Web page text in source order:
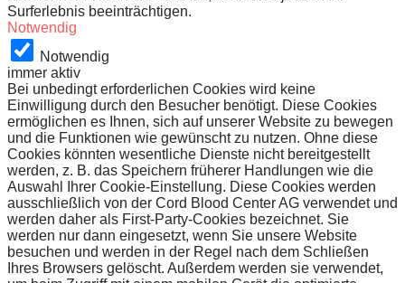
Surferlebnis beeinträchtigen.
Notwendig
Notwendig
immer aktiv
Bei unbedingt erforderlichen Cookies wird keine
Einwilligung durch den Besucher benötigt. Diese Cookies
ermöglichen es Ihnen, sich auf unserer Website zu bewegen
und die Funktionen wie gewünscht zu nutzen. Ohne diese
Cookies könnten wesentliche Dienste nicht bereitgestellt
werden, z. B. das Speichern früherer Handlungen wie die
Auswahl Ihrer Cookie-Einstellung. Diese Cookies werden
ausschließlich von der Cord Blood Center AG verwendet und
werden daher als First-Party-Cookies bezeichnet. Sie
werden nur dann eingesetzt, wenn Sie unsere Website
besuchen und werden in der Regel nach dem Schließen
Ihres Browsers gelöscht. Außerdem werden sie verwendet,